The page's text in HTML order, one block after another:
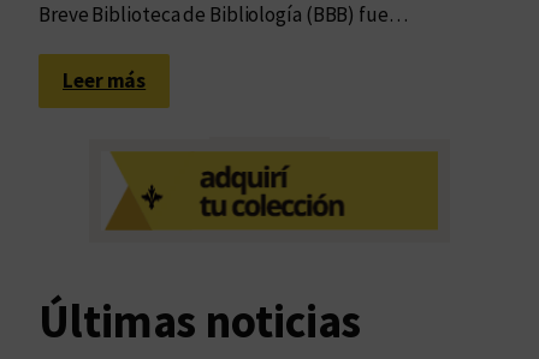
Breve Biblioteca de Bibliología (BBB) fue…
Leer más:
E
i
b
n
Últimas noticias